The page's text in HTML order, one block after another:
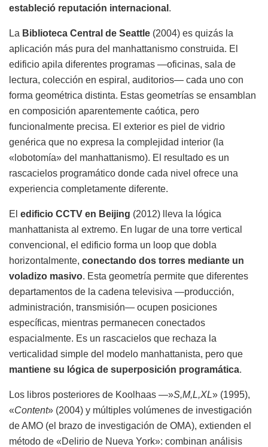
estableció reputación internacional .
La Biblioteca Central de Seattle (2004) es quizás la
aplicación más pura del manhattanismo construida. El
edificio apila diferentes programas —oficinas, sala de
lectura, colección en espiral, auditorios— cada uno con
forma geométrica distinta. Estas geometrías se ensamblan
en composición aparentemente caótica, pero
funcionalmente precisa. El exterior es piel de vidrio
genérica que no expresa la complejidad interior (la
«lobotomía» del manhattanismo). El resultado es un
rascacielos programático donde cada nivel ofrece una
experiencia completamente diferente.
El edificio CCTV en Beijing (2012) lleva la lógica
manhattanista al extremo. En lugar de una torre vertical
convencional, el edificio forma un loop que dobla
horizontalmente, conectando dos torres mediante un
voladizo masivo. Esta geometría permite que diferentes
departamentos de la cadena televisiva —producción,
administración, transmisión— ocupen posiciones
específicas, mientras permanecen conectados
espacialmente. Es un rascacielos que rechaza la
verticalidad simple del modelo manhattanista, pero que
mantiene su lógica de superposición programática.
Los libros posteriores de Koolhaas —»S,M,L,XL» (1995),
«Content» (2004) y múltiples volúmenes de investigación
de AMO (el brazo de investigación de OMA), extienden el
método de «Delirio de Nueva York»: combinan análisis